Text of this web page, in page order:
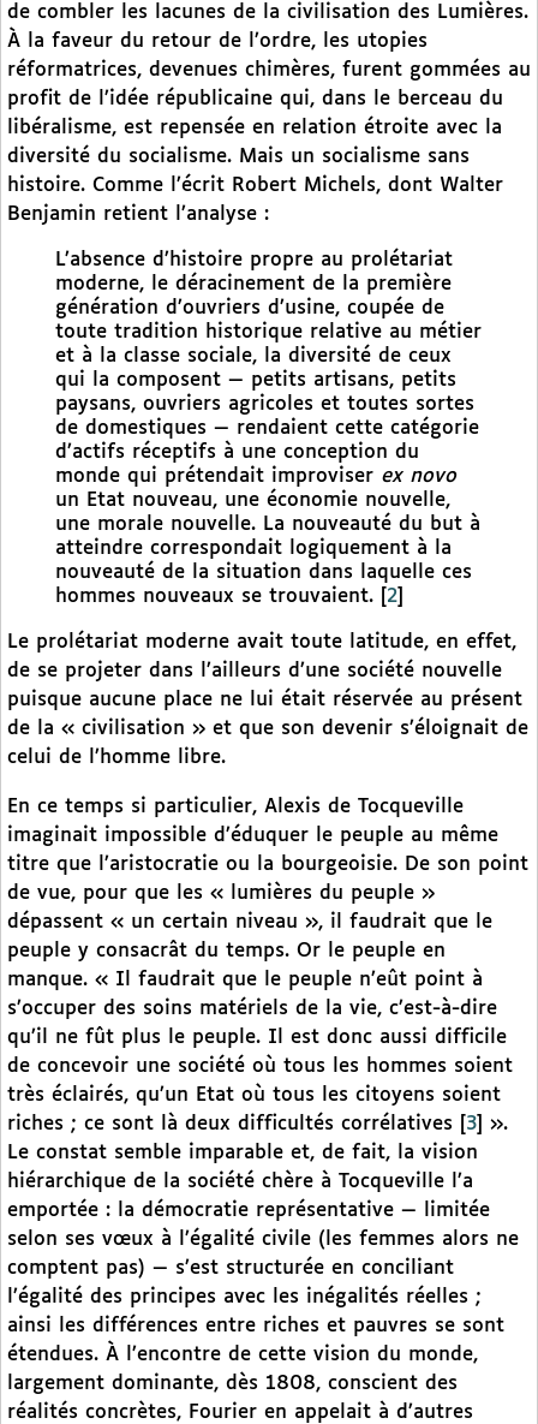
de combler les lacunes de la civilisation des Lumières.
À la faveur du retour de l’ordre, les utopies
réformatrices, devenues chimères, furent gommées au
profit de l’idée républicaine qui, dans le berceau du
libéralisme, est repensée en relation étroite avec la
diversité du socialisme. Mais un socialisme sans
histoire. Comme l’écrit Robert Michels, dont Walter
Benjamin retient l’analyse :
L’absence d’histoire propre au prolétariat
moderne, le déracinement de la première
génération d’ouvriers d’usine, coupée de
toute tradition historique relative au métier
et à la classe sociale, la diversité de ceux
qui la composent — petits artisans, petits
paysans, ouvriers agricoles et toutes sortes
de domestiques — rendaient cette catégorie
d’actifs réceptifs à une conception du
monde qui prétendait improviser ex novo
un Etat nouveau, une économie nouvelle,
une morale nouvelle. La nouveauté du but à
atteindre correspondait logiquement à la
nouveauté de la situation dans laquelle ces
hommes nouveaux se trouvaient.
2
Le prolétariat moderne avait toute latitude, en effet,
de se projeter dans l’ailleurs d’une société nouvelle
puisque aucune place ne lui était réservée au présent
de la « civilisation » et que son devenir s’éloignait de
celui de l’homme libre.
En ce temps si particulier, Alexis de Tocqueville
imaginait impossible d’éduquer le peuple au même
titre que l’aristocratie ou la bourgeoisie. De son point
de vue, pour que les « lumières du peuple »
dépassent « un certain niveau », il faudrait que le
peuple y consacrât du temps. Or le peuple en
manque. « Il faudrait que le peuple n’eût point à
s’occuper des soins matériels de la vie, c’est-à-dire
qu’il ne fût plus le peuple. Il est donc aussi difficile
de concevoir une société où tous les hommes soient
très éclairés, qu’un Etat où tous les citoyens soient
riches ; ce sont là deux difficultés corrélatives
3
».
Le constat semble imparable et, de fait, la vision
hiérarchique de la société chère à Tocqueville l’a
emportée : la démocratie représentative — limitée
selon ses vœux à l’égalité civile (les femmes alors ne
comptent pas) — s’est structurée en conciliant
l’égalité des principes avec les inégalités réelles ;
ainsi les différences entre riches et pauvres se sont
étendues. À l’encontre de cette vision du monde,
largement dominante, dès 1808, conscient des
réalités concrètes, Fourier en appelait à d’autres